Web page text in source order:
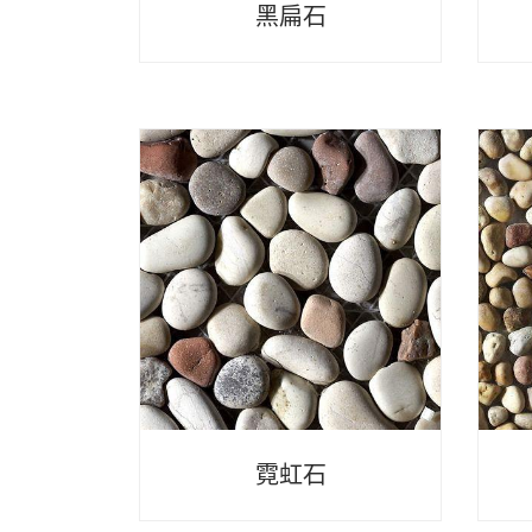
黑扁石
霓虹石